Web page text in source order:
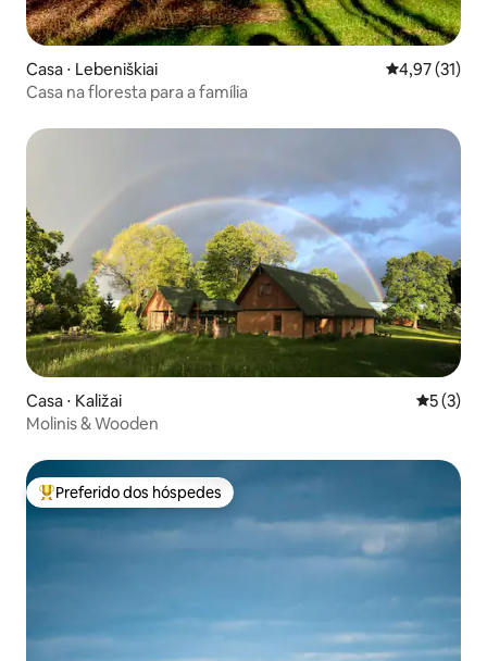
Casa ⋅ Lebeniškiai 4,97 de uma
4,97 (31)
Casa na floresta para a família
Casa ⋅ Kaližai 5 de
5 (3)
Molinis & Wooden
Entre os melhores preferidos dos hóspedes
Preferido dos hóspedes